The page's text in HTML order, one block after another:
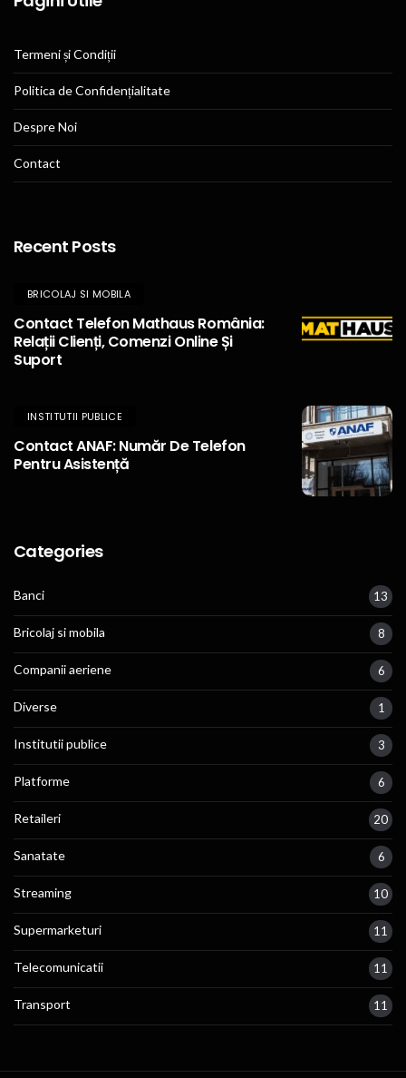
Termeni și Condiții
Politica de Confidențialitate
Despre Noi
Contact
Recent Posts
BRICOLAJ SI MOBILA
Contact Telefon Mathaus România:
Relații Clienți, Comenzi Online Și
Suport
INSTITUTII PUBLICE
Contact ANAF: Număr De Telefon
Pentru Asistență
Categories
Banci 13
Bricolaj si mobila 8
Companii aeriene 6
Diverse 1
Institutii publice 3
Platforme 6
Retaileri 20
Sanatate 6
Streaming 10
Supermarketuri 11
Telecomunicatii 11
Transport 11